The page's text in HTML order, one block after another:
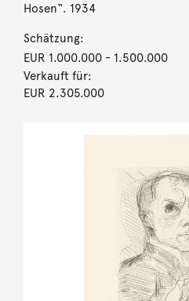
Hosen“. 1934
Schätzung:
EUR 1.000.000- 1.500.000
Verkauft für:
EUR 2.305.000